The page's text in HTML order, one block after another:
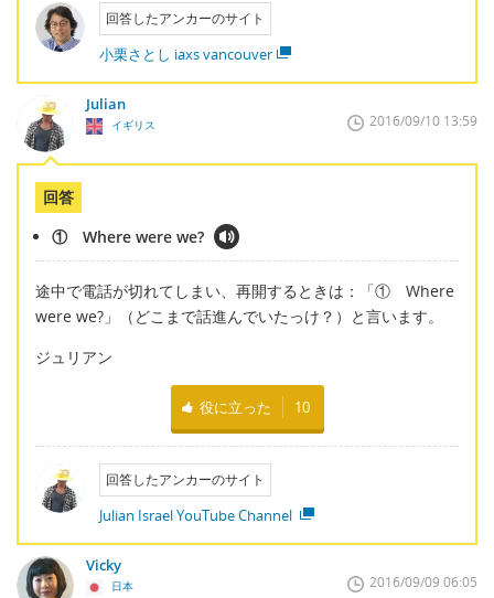
回答したアンカーのサイト
小栗さとし iaxs vancouver
Julian
イギリス 2016/09/10 13:59
回答
① Where were we?
途中で電話が切れてしまい、再開するときは：「① Where
were we?」（どこまで話進んでいたっけ？）と言います。
ジュリアン
役に立った 10
回答したアンカーのサイト
Julian Israel YouTube Channel
Vicky
日本 2016/09/09 06:05